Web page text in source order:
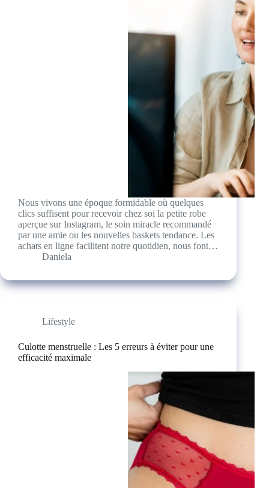
Nous vivons une époque formidable où quelques
clics suffisent pour recevoir chez soi la petite robe
aperçue sur Instagram, le soin miracle recommandé
par une amie ou les nouvelles baskets tendance. Les
achats en ligne facilitent notre quotidien, nous font…
Daniela
Lifestyle
Culotte menstruelle : Les 5 erreurs à éviter pour une
efficacité maximale